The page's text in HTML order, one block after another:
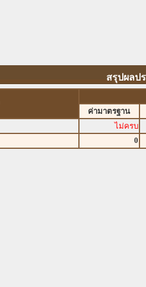
สรุปผลป
ค่ามาตรฐาน
ไม่ครบ
0